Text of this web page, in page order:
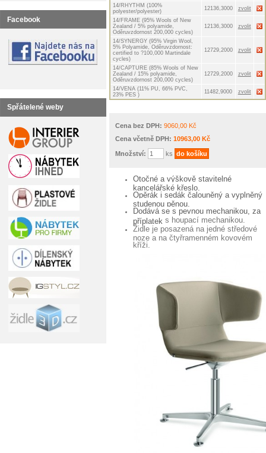
Facebook
Spřátelené weby
14/RHYTHM (100%
polyester/polyester)
12136,3000
zvolit
14/FRAME (95% Wools of New
Zealand / 5% polyamide,
Oděruvzdornost 200,000 cycles)
12136,3000 zvolit
14/SYNERGY (95% Virgin Wool,
5% Polyamide, Oděruvzdornost:
certified to ?100,000 Martindale
cycles)
12729,2000 zvolit
14/CAPTURE (85% Wools of New
Zealand / 15% polyamide,
Oděruvzdornost 200,000 cycles)
12729,2000 zvolit
14/VENA (11% PU, 66% PVC,
23% PES )
11482,9000 zvolit
Cena bez DPH: 9060,00 Kč
Cena včetně DPH: 10963,00 Kč
Množství: ks
Otočné a výškově stavitelné
kancelářské křeslo.
Opěrák i sedák čalouněný a vyplněný
studenou pěnou.
Dodává se s pevnou mechanikou, za
příplatek s houpací mechanikou.
Židle je posazená na jedné středové
noze a na čtyřramenném kovovém
kříži.